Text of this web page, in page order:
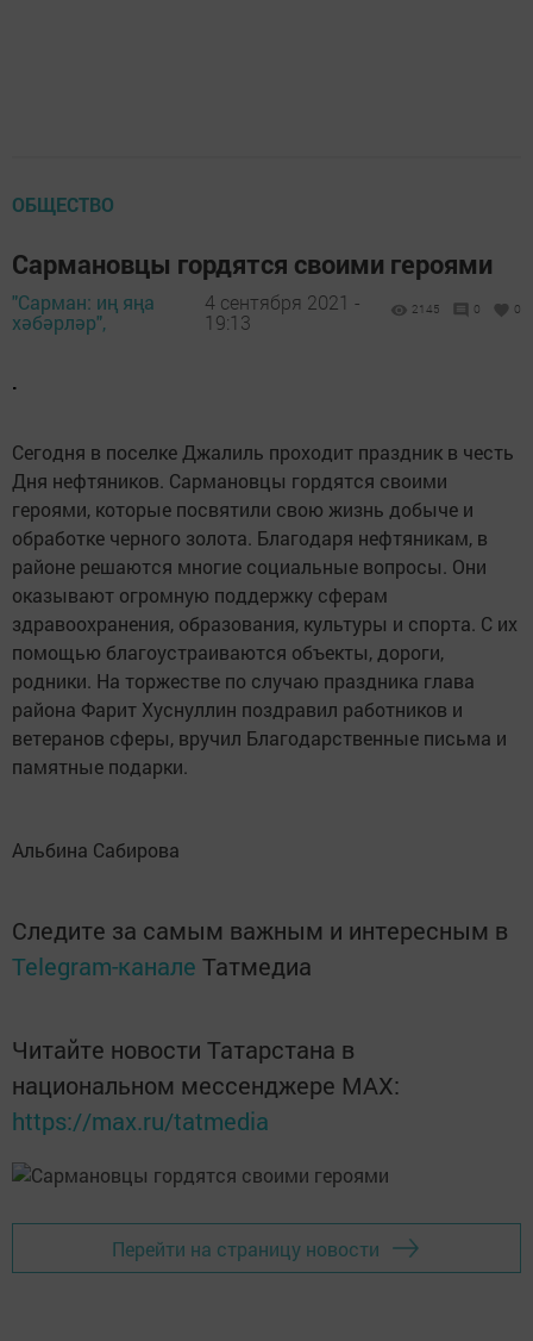
ОБЩЕСТВО
Сармановцы гордятся своими героями
"Сарман: иң яңа
хәбәрләр",
4 сентября 2021 -
19:13
2145 0 0
.
Сегодня в поселке Джалиль проходит праздник в честь
Дня нефтяников. Сармановцы гордятся своими
героями, которые посвятили свою жизнь добыче и
обработке черного золота. Благодаря нефтяникам, в
районе решаются многие социальные вопросы. Они
оказывают огромную поддержку сферам
здравоохранения, образования, культуры и спорта. С их
помощью благоустраиваются объекты, дороги,
родники. На торжестве по случаю праздника глава
района Фарит Хуснуллин поздравил работников и
ветеранов сферы, вручил Благодарственные письма и
памятные подарки.
Альбина Сабирова
Следите за самым важным и интересным в
Telegram-канале Татмедиа
Читайте новости Татарстана в
национальном мессенджере MАХ:
https://max.ru/tatmedia
Перейти на страницу новости